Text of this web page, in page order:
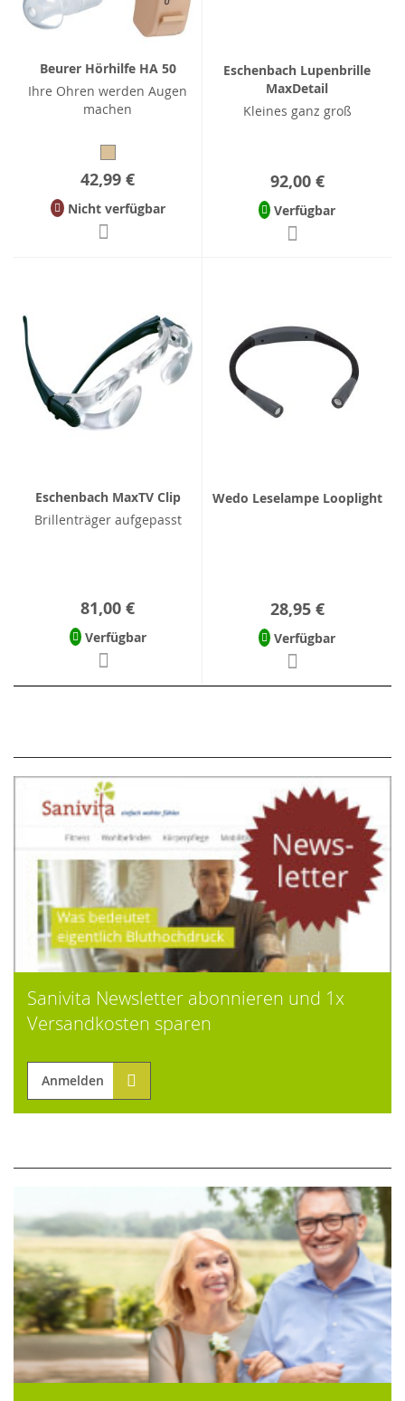
Beurer Hörhilfe HA 50
Ihre Ohren werden Augen
machen
42,99 €
Nicht verfügbar
Eschenbach Lupenbrille
MaxDetail
Kleines ganz groß
92,00 €
Verfügbar
Eschenbach MaxTV Clip
Brillenträger aufgepasst
81,00 €
Verfügbar
Wedo Leselampe Looplight
28,95 €
Verfügbar
Sanivita Newsletter abonnieren und 1x
Versandkosten sparen
Anmelden